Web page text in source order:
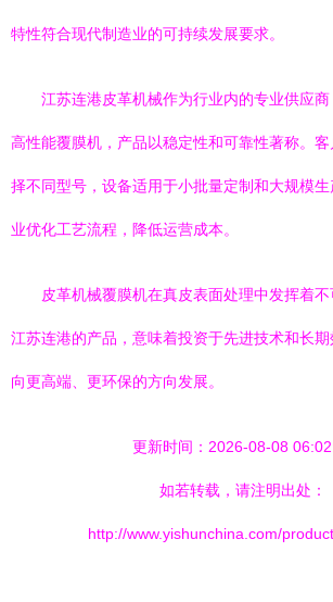
特性符合现代制造业的可持续发展要求。
江苏连港皮革机械作为行业内的专业供应
高性能覆膜机，产品以稳定性和可靠性著称。
择不同型号，设备适用于小批量定制和大规模
业优化工艺流程，降低运营成本。
皮革机械覆膜机在真皮表面处理中发挥着
江苏连港的产品，意味着投资于先进技术和长
向更高端、更环保的方向发展。
更新时间：2026-08-08
如若转载，请注明出处：
http://www.yishunchina.com/